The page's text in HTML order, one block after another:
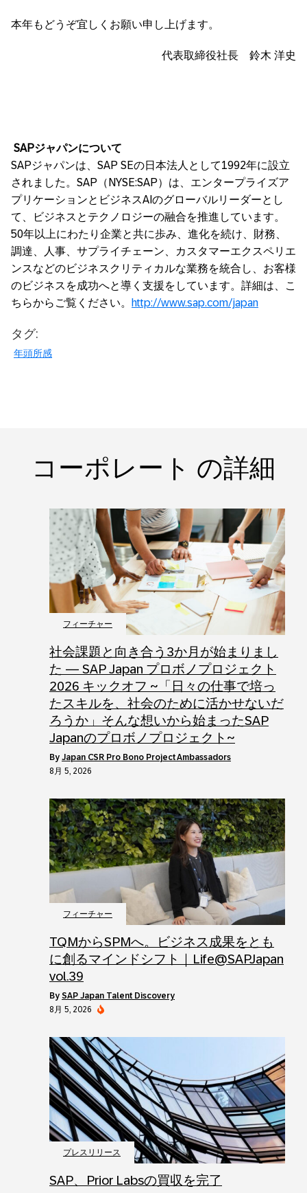
本年もどうぞ宜しくお願い申し上げます。
代表取締役社長 鈴木 洋史
SAPジャパンについて
SAPジャパンは、SAP SEの日本法人として1992年に設立
されました。SAP（NYSE:SAP）は、エンタープライズア
プリケーションとビジネスAIのグローバルリーダーとし
て、ビジネスとテクノロジーの融合を推進しています。
50年以上にわたり企業と共に歩み、進化を続け、財務、
調達、人事、サプライチェーン、カスタマーエクスペリエ
ンスなどのビジネスクリティカルな業務を統合し、お客様
のビジネスを成功へと導く支援をしています。詳細は、こ
ちらからご覧ください。
http://www.sap.com/japan
タグ:
年頭所感
コーポレート の詳細
フィーチャー
社会課題と向き合う3か月が始まりまし
た ― SAP Japan プロボノプロジェクト
2026 キックオフ ~「日々の仕事で培っ
たスキルを、社会のために活かせないだ
ろうか」そんな想いから始まったSAP
Japanのプロボノプロジェクト~
by Japan CSR Pro Bono Project Ambassadors
8月 5, 2026
フィーチャー
TQMからSPMへ。ビジネス成果をとも
に創るマインドシフト｜Life@SAPJapan
vol.39
by SAP Japan Talent Discovery
8月 5, 2026
プレスリリース
SAP、Prior Labsの買収を完了